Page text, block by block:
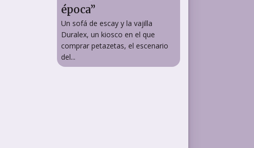
época”
Un sofá de escay y la vajilla
Duralex, un kiosco en el que
comprar petazetas, el escenario
del...